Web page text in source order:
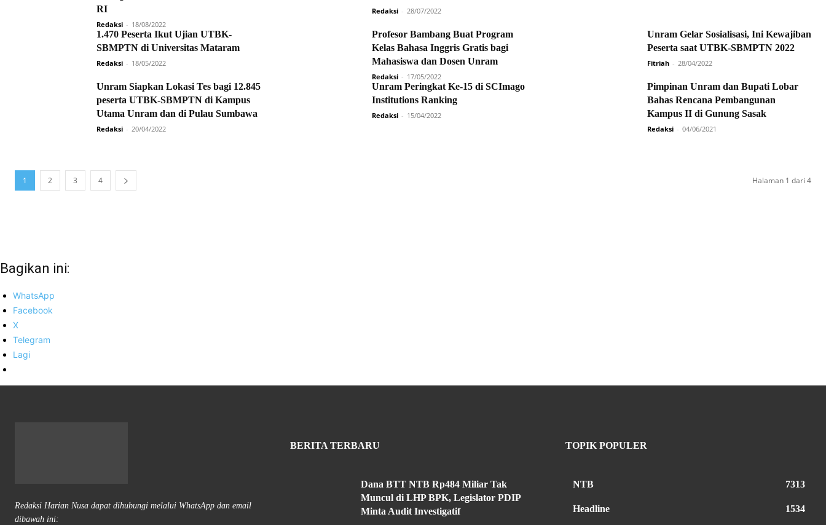
RI
Redaksi - 18/08/2022
Redaksi - 28/07/2022
1.470 Peserta Ikut Ujian UTBK-
SBMPTN di Universitas Mataram
Redaksi - 18/05/2022
Profesor Bambang Buat Program
Kelas Bahasa Inggris Gratis bagi
Mahasiswa dan Dosen Unram
Redaksi - 17/05/2022
Unram Gelar Sosialisasi, Ini Kewajiban
Peserta saat UTBK-SBMPTN 2022
Fitriah - 28/04/2022
Unram Siapkan Lokasi Tes bagi 12.845
peserta UTBK-SBMPTN di Kampus
Utama Unram dan di Pulau Sumbawa
Redaksi - 20/04/2022
Unram Peringkat Ke-15 di SCImago
Institutions Ranking
Redaksi - 15/04/2022
Pimpinan Unram dan Bupati Lobar
Bahas Rencana Pembangunan
Kampus II di Gunung Sasak
Redaksi - 04/06/2021
1 2 3 4 Halaman 1 dari 4
Bagikan ini:
WhatsApp
Facebook
X
Telegram
Lagi
Redaksi Harian Nusa dapat dihubungi melalui WhatsApp dan email
dibawah ini:
BERITA TERBARU
Dana BTT NTB Rp484 Miliar Tak
Muncul di LHP BPK, Legislator PDIP
Minta Audit Investigatif
TOPIK POPULER
NTB 7313
Headline 1534